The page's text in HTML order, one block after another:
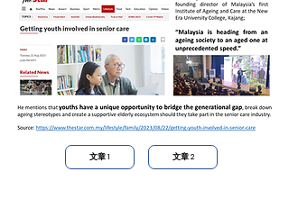
文章 1 文章 2